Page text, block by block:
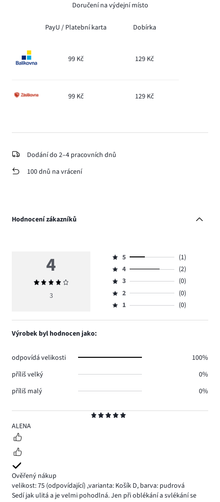
Doručení na výdejní místo
PayU / Platební karta Dobírka
99 Kč 129 Kč
99 Kč 129 Kč
Dodání do 2–4 pracovních dnů
100 dnů na vrácení
Hodnocení zákazníků
5
ALENA
Ověřený nákup
velikost: 75 (odpovídající) ,varianta: Košík D, barva: pudrová
Sedí jak ulitá a je velmi pohodlná. Jen při oblékání a svlékání se
4
Průměrné
hodnocení
3
Hodnocení
5,
počet
hlasů
1.
5
(1)
Hodnocení
4,
počet
hlasů
4
(2)
Hodnocení
3,
počet
3
(0)
Hodnocení
2,
2
(0)
Hodnocení
1,
1 (0)
Výrobek byl hodnocen jako:
odpovídá velikosti
100%
příliš velký
0%
příliš malý
0%